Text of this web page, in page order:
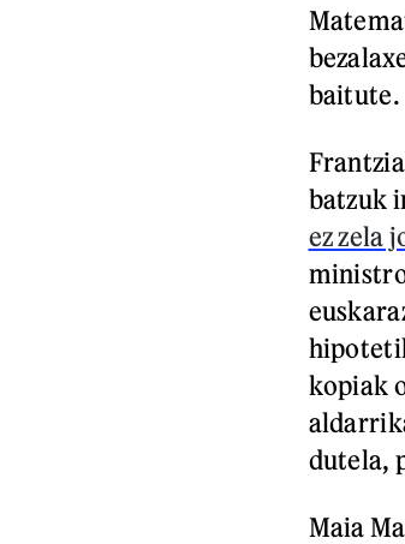
baitute.
batzuk
ez zela
kopiak
dutela,
Maia